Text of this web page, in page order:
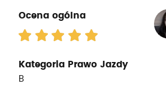
Ocena ogólna
Kategoria Prawo Jazdy
B